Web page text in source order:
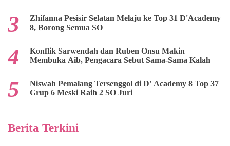
Zhifanna Pesisir Selatan Melaju ke Top 31 D'Academy
8, Borong Semua SO
Konflik Sarwendah dan Ruben Onsu Makin
Membuka Aib, Pengacara Sebut Sama-Sama Kalah
Niswah Pemalang Tersenggol di D' Academy 8 Top 37
Grup 6 Meski Raih 2 SO Juri
Berita Terkini